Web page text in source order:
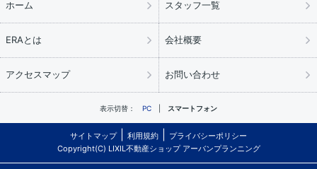
ホーム スタッフ一覧
ERAとは 会社概要
アクセスマップ お問い合わせ
表示切替： PC スマートフォン
サイトマップ 利用規約
プライバシーポリシー
Copyright(C) LIXIL不動産ショップ アーバンプランニング